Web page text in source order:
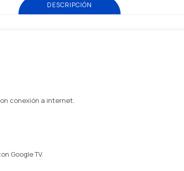
DESCRIPCIÓN
conexión a internet.
Google TV.